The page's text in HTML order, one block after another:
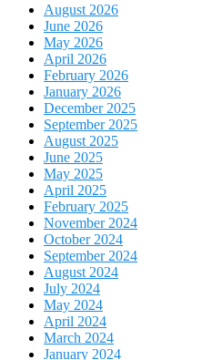
August 2026
June 2026
May 2026
April 2026
February 2026
January 2026
December 2025
September 2025
August 2025
June 2025
May 2025
April 2025
February 2025
November 2024
October 2024
September 2024
August 2024
July 2024
May 2024
April 2024
March 2024
January 2024